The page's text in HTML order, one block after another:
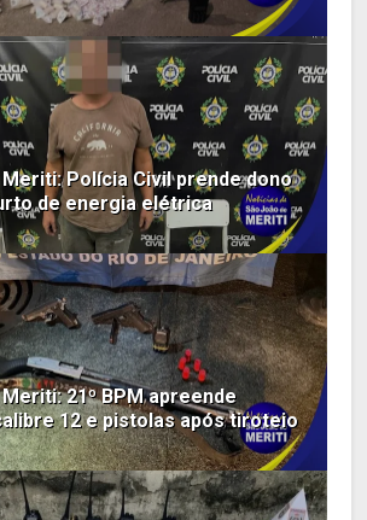
Polícia Civil prende dono
de energia elétrica
21º BPM apreende
12 e pistolas após tiroteio